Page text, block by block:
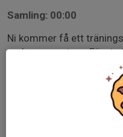
Samling: 00:00
Ni kommer få ett
under semestern.